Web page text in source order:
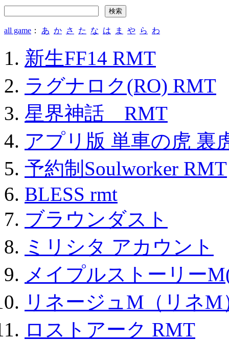
all game ： あ か さ た な は ま や ら わ
新生FF14 RMT
ラグナロク(RO) RMT
星界神話 RMT
アプリ版 単車の虎 裏
予約制Soulworker RMT
BLESS rmt
ブラウンダスト
ミリシタ アカウント
メイプルストーリー
リネージュM（リネM
ロストアーク RMT